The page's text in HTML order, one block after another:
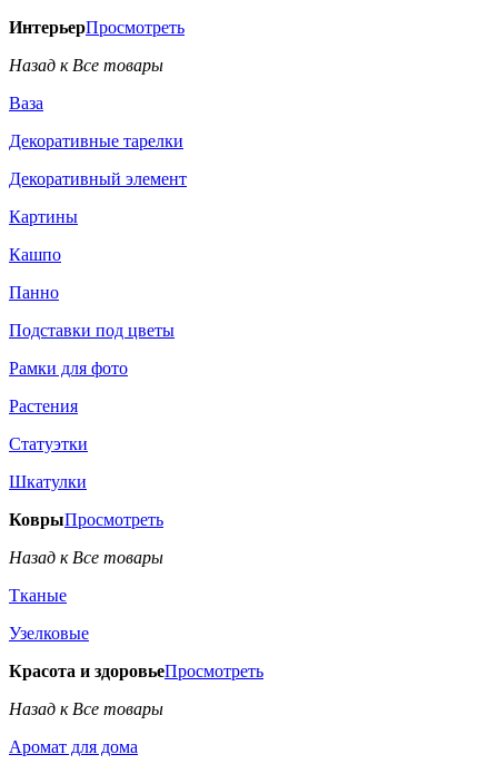
ИнтерьерПросмотреть
Назад к Все товары
Ваза
Декоративные тарелки
Декоративный элемент
Картины
Кашпо
Панно
Подставки под цветы
Рамки для фото
Растения
Статуэтки
Шкатулки
КоврыПросмотреть
Назад к Все товары
Тканые
Узелковые
Красота и здоровьеПросмотреть
Назад к Все товары
Аромат для дома